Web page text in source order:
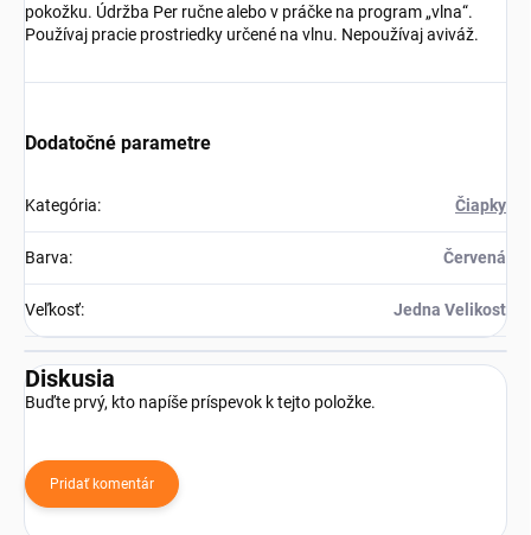
pokožku. Údržba Per ručne alebo v práčke na program „vlna“.
Používaj pracie prostriedky určené na vlnu. Nepoužívaj aviváž.
Dodatočné parametre
Kategória: Čiapky
Barva: Červená
Veľkosť: Jedna Velikost
Diskusia
Buďte prvý, kto napíše príspevok k tejto položke.
Pridať komentár